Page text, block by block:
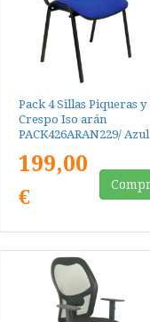
Pack 4 Sillas Piqueras y
Crespo Iso arán
PACK426ARAN229/ Azul
199,00
€